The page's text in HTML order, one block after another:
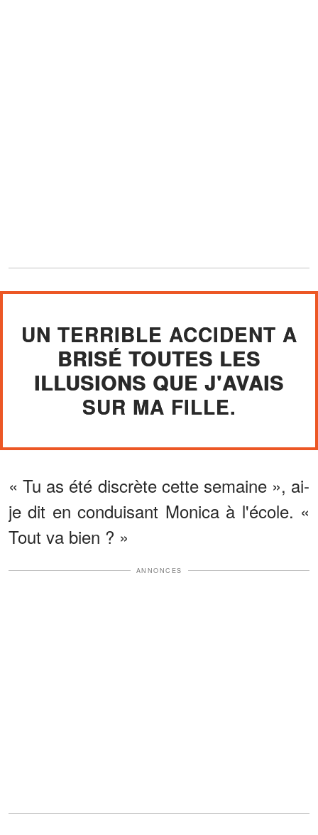
UN TERRIBLE ACCIDENT A
BRISÉ TOUTES LES
ILLUSIONS QUE J'AVAIS
SUR MA FILLE.
« Tu as été discrète cette semaine », ai-
je dit en conduisant Monica à l'école. «
Tout va bien ? »
ANNONCES